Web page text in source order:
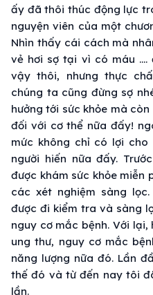
ấy đã thôi thúc động lực
nguyện viên của một
Nhìn thấy cái cách mà
vẻ hơi sợ tại vì có máu
vậy thôi, nhưng thực
chúng ta cũng đừng sợ
hưởng tới sức khỏe mà
đối với cơ thể nữa đấy!
mức không chỉ có lợi
người hiến nữa đấy.
được khám sức khỏe miễn
các xét nghiệm sàng
được đi kiểm tra và sàng
nguy cơ mắc bệnh. Với
ung thư, nguy cơ mắc
năng lượng nữa đó. Lần
thế đó và từ đến nay tôi
lần.